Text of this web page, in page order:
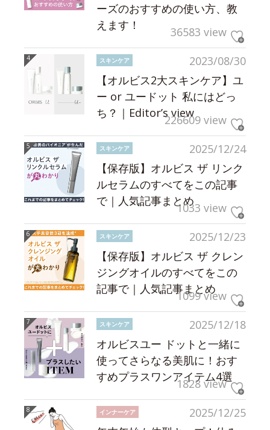
ーズのおすすめの使い方、教
えます！
36583 view
2023/08/30
スキンケア
【オルビス2大スキンケア】ユ
ー or ユードット 私にはどっ
ち？｜Editor’s view226609 view
2025/12/24
スキンケア
【保存版】オルビス ザ リンク
ルセラムのすべてをこの記事
で｜人気記事まとめ1033 view
2025/12/23
スキンケア
【保存版】オルビス ザ クレン
ジングオイルのすべてをこの
記事で｜人気記事まとめ
1099 view
2025/12/18
スキンケア
オルビスユー ドットと一緒に
使ってさらなる美肌に！おす
すめプラスワンアイテム4選
1828 view
2025/12/25
インナーケア